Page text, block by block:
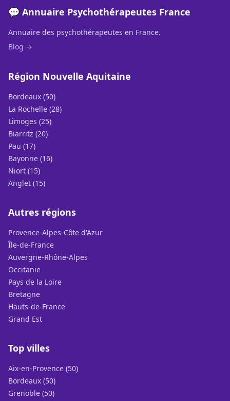
💬 Annuaire Psychothérapeutes France
Annuaire des psychothérapeutes en France.
Blog →
Région Nouvelle Aquitaine
Bordeaux (50)
La Rochelle (28)
Limoges (25)
Biarritz (20)
Pau (17)
Bayonne (16)
Niort (15)
Anglet (15)
Autres régions
Provence-Alpes-Côte d'Azur
Île-de-France
Auvergne-Rhône-Alpes
Occitanie
Pays de la Loire
Bretagne
Hauts-de-France
Grand Est
Top villes
Aix-en-Provence (50)
Bordeaux (50)
Grenoble (50)